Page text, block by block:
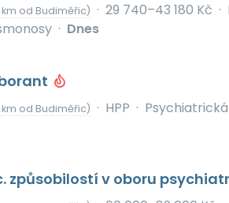
km od Budiměřic) · 29 740–43 180 Kč ·
· Dnes
km od Budiměřic) · HPP ·
způsobilostí v oboru